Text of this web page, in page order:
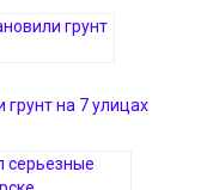
грунт на 7 улицах